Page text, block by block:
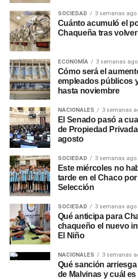
SOCIEDAD 3 semanas ago
Cuánto acumuló el
Chaqueña tras
ECONOMÍA 3 semanas ago
Cómo será el
empleados públicos
hasta noviembre
NACIONALES 3 semanas
El Senado pasó a
de Propiedad
agosto
SOCIEDAD 3 semanas ago
Este miércoles no
tarde en el Chaco
Selección
SOCIEDAD 3 semanas ago
Qué anticipa para
chaqueño el nuevo
El Niño
NACIONALES 3 semanas
Qué sanción
de Malvinas y cuál